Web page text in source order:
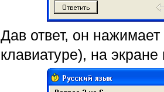
Дав ответ, он
клавиатуре), на